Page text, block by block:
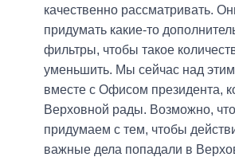
качественно рассматривать.
придумать какие-то
фильтры, чтобы такое
уменьшить. Мы сейчас над
вместе с Офисом президента,
Верховной рады. Возможно,
придумаем с тем, чтобы
важные дела попадали в